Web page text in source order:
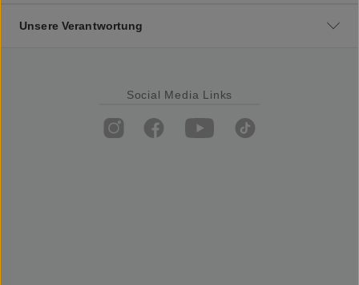
Unsere Verantwortung
Social Media Links